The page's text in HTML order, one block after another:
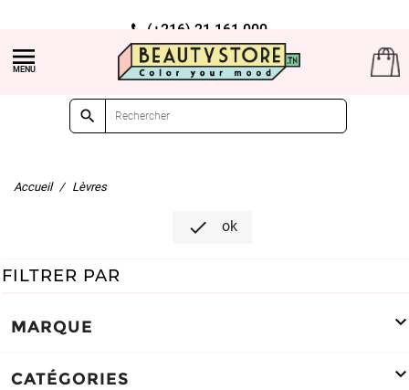
(+216) 21 161 000
Livraison gratuite à partir de 99dt d'achat


Accueil Lèvres
 ok
FILTRER PAR
MARQUE
CATÉGORIES